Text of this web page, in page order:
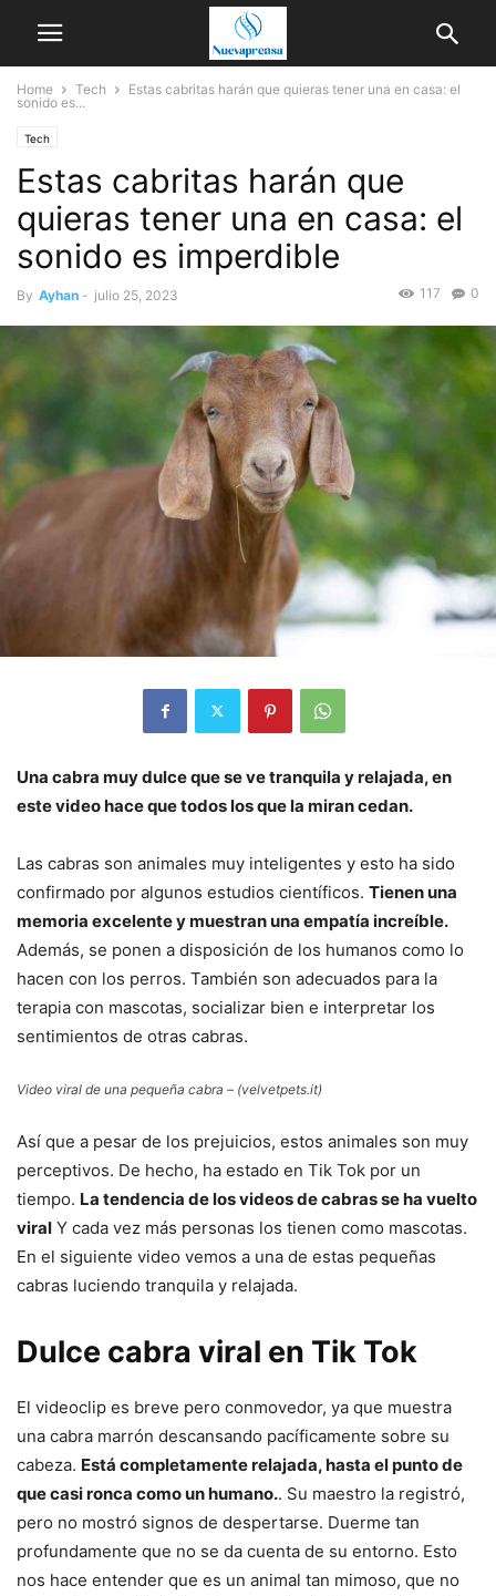
Home Tech
Estas cabritas harán que quieras tener una en casa: el
sonido es...
Tech
Estas cabritas harán que
quieras tener una en casa: el
sonido es imperdible
By Ayhan - julio 25, 2023 0
117
Una cabra muy dulce que se ve tranquila y relajada, en
este video hace que todos los que la miran cedan.
Las cabras son animales muy inteligentes y esto ha sido
confirmado por algunos estudios científicos. Tienen una
memoria excelente y muestran una empatía increíble.
Además, se ponen a disposición de los humanos como lo
hacen con los perros. También son adecuados para la
terapia con mascotas, socializar bien e interpretar los
sentimientos de otras cabras.
Video viral de una pequeña cabra – (velvetpets.it)
Así que a pesar de los prejuicios, estos animales son muy
perceptivos. De hecho, ha estado en Tik Tok por un
tiempo. La tendencia de los videos de cabras se ha vuelto
viral Y cada vez más personas los tienen como mascotas.
En el siguiente video vemos a una de estas pequeñas
cabras luciendo tranquila y relajada.
Dulce cabra viral en Tik Tok
El videoclip es breve pero conmovedor, ya que muestra
una cabra marrón descansando pacíficamente sobre su
cabeza. Está completamente relajada, hasta el punto de
que casi ronca como un humano.. Su maestro la registró,
pero no mostró signos de despertarse. Duerme tan
profundamente que no se da cuenta de su entorno. Esto
nos hace entender que es un animal tan mimoso, que no